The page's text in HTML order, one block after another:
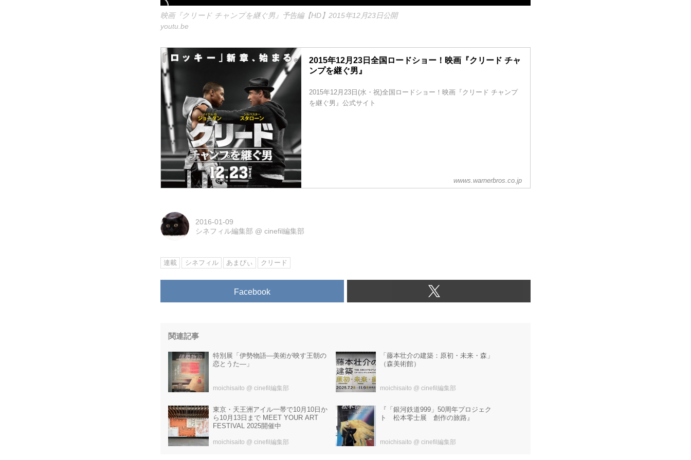
映画『クリード チャンプを継ぐ男』予告編【HD】2015年12月23日公開
youtu.be
2015年12月23日全国ロードショー！映画『クリード チャ
ンプを継ぐ男』
2015年12月23日(水・祝)全国ロードショー！映画『クリード チャンプ
を継ぐ男』公式サイト
wwws.warnerbros.co.jp
2016-01-09
シネフィル編集部 @cinefil編集部
連載 シネフィル あまぴぃ クリード
Facebook
関連記事
特別展「伊勢物語―美術が映す王朝の
恋とうた―」
moichisaito @ cinefil編集部
「藤本壮介の建築：原初・未来・森」
（森美術館）
moichisaito @ cinefil編集部
東京・天王洲アイル一帯で10月10日か
ら10月13日まで MEET YOUR ART
FESTIVAL 2025開催中
moichisaito @ cinefil編集部
『「銀河鉄道999」50周年プロジェク
ト 松本零士展 創作の旅路』
moichisaito @ cinefil編集部